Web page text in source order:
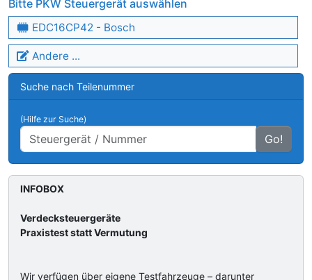
Bitte PKW Steuergerät auswählen
EDC16CP42 - Bosch
Andere ...
Suche nach Teilenummer
(Hilfe zur Suche)
Go!
INFOBOX
Verdecksteuergeräte
Praxistest statt Vermutung
Wir verfügen über eigene Testfahrzeuge – darunter